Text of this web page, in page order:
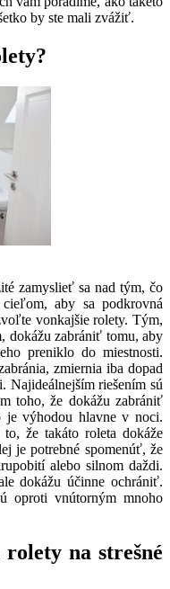
by ste mali zvážiť.
zamyslieť sa nad tým, čo
aby sa podkrovná
vonkajšie rolety. Tým,
dokážu zabrániť tomu, aby
preniklo do miestnosti.
zmiernia iba dopad
Najideálnejším riešením sú
toho, že dokážu zabrániť
je výhodou hlavne v noci.
že takáto roleta dokáže
je potrebné spomenúť, že
alebo silnom daždi.
dokážu účinne ochrániť.
oproti vnútorným mnoho
na strešné